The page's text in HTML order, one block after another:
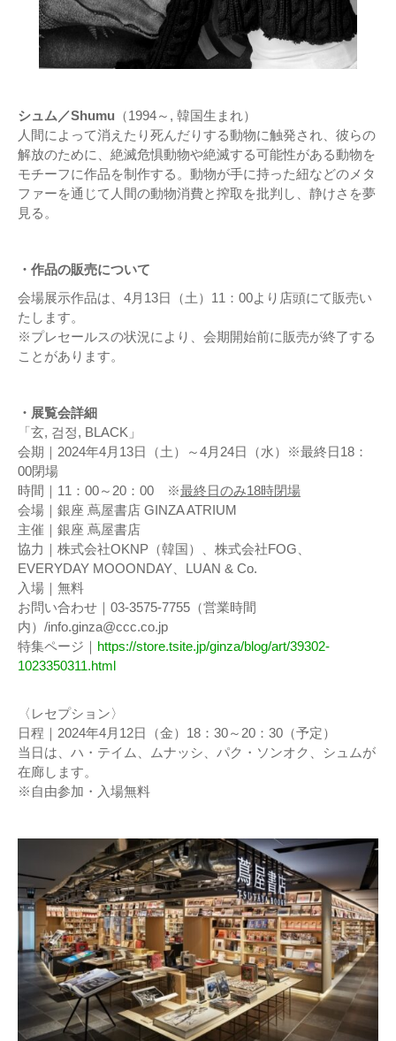
シュム／Shumu （1994～, 韓国生まれ）
人間によって消えたり死んだりする動物に触発され、彼らの
解放のために、絶滅危惧動物や絶滅する可能性がある動物を
モチーフに作品を制作する。動物が手に持った紐などのメタ
ファーを通じて人間の動物消費と搾取を批判し、静けさを夢
見る。
・作品の販売について
会場展示作品は、4月13日（土）11：00より店頭にて販売い
たします。
※プレセールスの状況により、会期開始前に販売が終了する
ことがあります。
・展覧会詳細
「玄, 검정, BLACK」
会期｜2024年4月13日（土）～4月24日（水）※最終日18：
00閉場
時間｜11：00～20：00 ※最終日のみ18時閉場
会場｜銀座 蔦屋書店 GINZA ATRIUM
主催｜銀座 蔦屋書店
協力｜株式会社OKNP（韓国）、株式会社FOG、
EVERYDAY MOOONDAY、LUAN & Co.
入場｜無料
お問い合わせ｜03-3575-7755（営業時間
内）/info.ginza@ccc.co.jp
特集ページ｜
https://store.tsite.jp/ginza/blog/art/39302-
1023350311.html
〈レセプション〉
日程｜2024年4月12日（金）18：30～20：30（予定）
当日は、ハ・テイム、ムナッシ、パク・ソンオク、シュムが
在廊します。
※自由参加・入場無料